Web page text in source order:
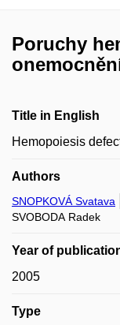
Poruchy
Title in English
Hemopoiesis
Authors
SNOPKOVÁ Svatava
SVOBODA Radek
Year of
2005
Type